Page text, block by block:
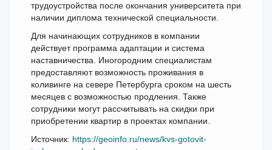
трудоустройства после окончания университета при
наличии диплома технической специальности.
Для начинающих сотрудников в компании
действует программа адаптации и система
наставничества. Иногородним специалистам
предоставляют возможность проживания в
коливинге на севере Петербурга сроком на шесть
месяцев с возможностью продления. Также
сотрудники могут рассчитывать на скидки при
приобретении квартир в проектах компании.
Источник: https://geoinfo.ru/news/kvs-gotovit-